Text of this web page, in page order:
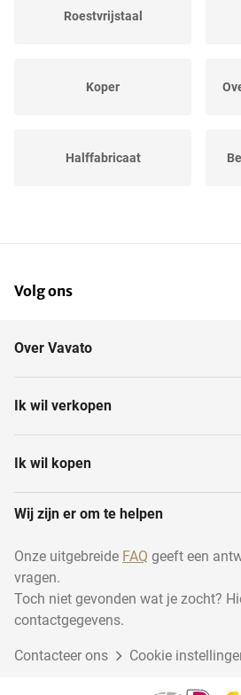
Roestvrijstaal
Koper
Halffabricaat
Aluminium
Volg ons
Over Vavato
Ik wil verkopen
Ik wil kopen
Wij zijn er om te helpen
Onze uitgebreide FAQ geeft een
vragen.
Toch niet gevonden wat je zocht?
contactgegevens.
Contacteer ons Cookie